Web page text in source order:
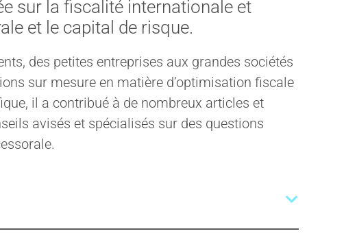
sur la fiscalité internationale et
et le capital de risque.
des petites entreprises aux grandes sociétés
sur mesure en matière d’optimisation fiscale
il a contribué à de nombreux articles et
avisés et spécialisés sur des questions